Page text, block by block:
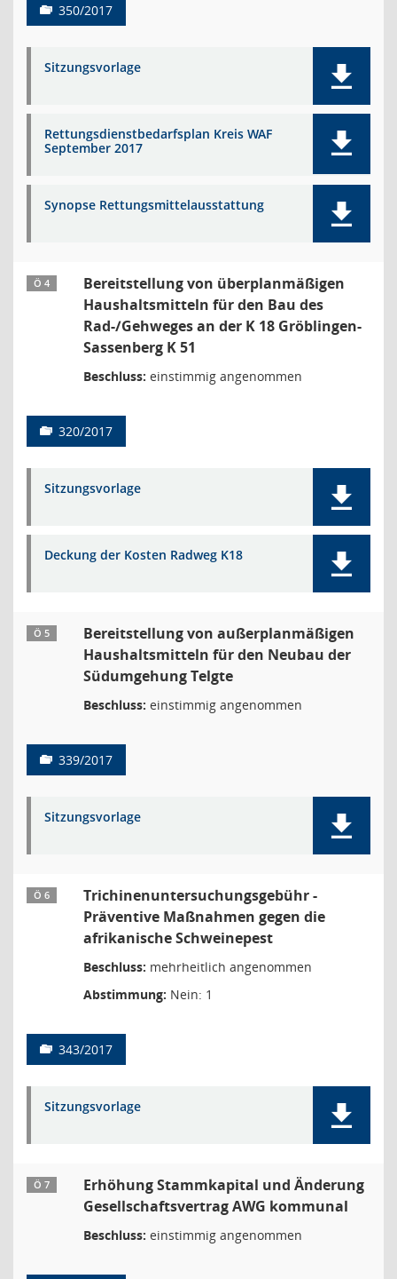
350/2017
Sitzungsvorlage
Rettungsdienstbedarfsplan Kreis WAF
September 2017
Synopse Rettungsmittelausstattung
Ö 4
Bereitstellung von überplanmäßigen
Haushaltsmitteln für den Bau des
Rad-/Gehweges an der K 18 Gröblingen-
Sassenberg K 51
Beschluss: einstimmig angenommen
320/2017
Sitzungsvorlage
Deckung der Kosten Radweg K18
Ö 5
Bereitstellung von außerplanmäßigen
Haushaltsmitteln für den Neubau der
Südumgehung Telgte
Beschluss: einstimmig angenommen
339/2017
Sitzungsvorlage
Ö 6
Trichinenuntersuchungsgebühr -
Präventive Maßnahmen gegen die
afrikanische Schweinepest
Beschluss: mehrheitlich angenommen
Abstimmung: Nein: 1
343/2017
Sitzungsvorlage
Ö 7
Erhöhung Stammkapital und Änderung
Gesellschaftsvertrag AWG kommunal
Beschluss: einstimmig angenommen